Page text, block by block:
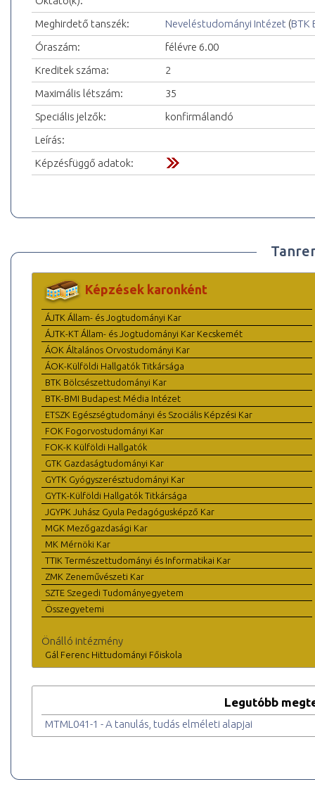
Meghirdető tanszék:
Neveléstudományi Intézet (BTK
Óraszám:
félévre 6.00
Kreditek száma:
2
Maximális létszám:
35
Speciális jelzők:
konfirmálandó
Leírás:
Képzésfüggő adatok:
Képzések karonként
ÁJTK Állam- és Jogtudományi Kar
ÁJTK-KT Állam- és Jogtudományi Kar Kecskemét
ÁOK Általános Orvostudományi Kar
ÁOK-Külföldi Hallgatók Titkársága
BTK Bölcsészettudományi Kar
BTK-BMI Budapest Média Intézet
ETSZK Egészségtudományi és Szociális Képzési Kar
FOK Fogorvostudományi Kar
FOK-K Külföldi Hallgatók
GTK Gazdaságtudományi Kar
GYTK Gyógyszerésztudományi Kar
GYTK-Külföldi Hallgatók Titkársága
JGYPK Juhász Gyula Pedagógusképző Kar
MGK Mezőgazdasági Kar
MK Mérnöki Kar
TTIK Természettudományi és Informatikai Kar
ZMK Zeneművészeti Kar
SZTE Szegedi Tudományegyetem
Összegyetemi
Önálló intézmény
Gál Ferenc Hittudományi Főiskola
Legutóbb
MTML041-1 - A tanulás, tudás elméleti alapjai